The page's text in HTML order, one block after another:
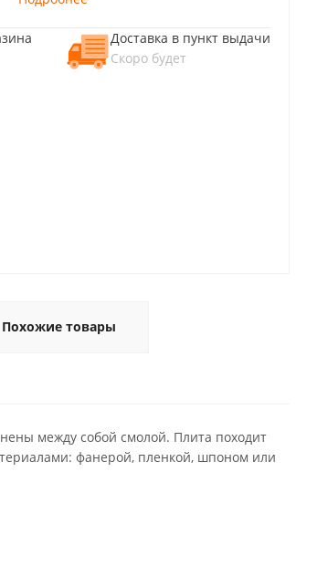
Доставка в пункт выдачи
Скоро будет
Похожие товары
между собой смолой. Плита походит
фанерой, пленкой, шпоном или